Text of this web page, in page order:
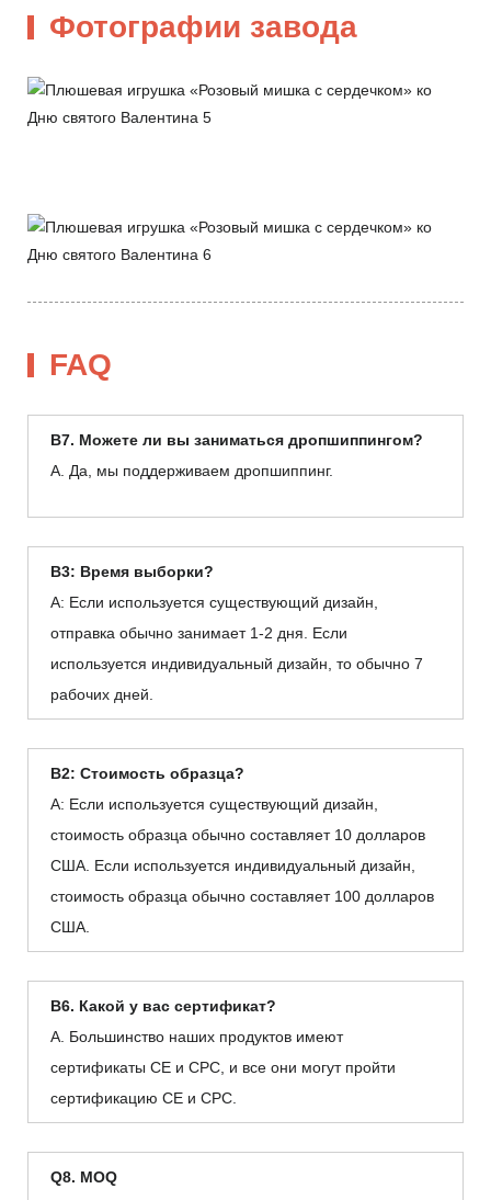
Фотографии завода
FAQ
В7. Можете ли вы заниматься дропшиппингом?
А. Да, мы поддерживаем дропшиппинг.
В3: Время выборки?
А: Если используется существующий дизайн,
отправка обычно занимает 1-2 дня. Если
используется индивидуальный дизайн, то обычно 7
рабочих дней.
В2: Стоимость образца?
А: Если используется существующий дизайн,
стоимость образца обычно составляет 10 долларов
США. Если используется индивидуальный дизайн,
стоимость образца обычно составляет 100 долларов
США.
В6. Какой у вас сертификат?
А. Большинство наших продуктов имеют
сертификаты CE и CPC, и все они могут пройти
сертификацию CE и CPC.
Q8. MOQ